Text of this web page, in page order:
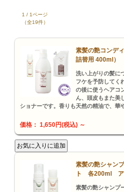
1 / 1ページ
（全19件）
素髪の艶コンデ
詰替用 400ml）
洗い上がりの髪に
フケを予防してく
の後に使うヘアコ
ん、頭皮もまた美
ショナーです。香りも天然の精油で、華
価格： 1,650円(税込) ～
素髪の艶シャン
ト 各200ml ア
素髪の艶シャンプ